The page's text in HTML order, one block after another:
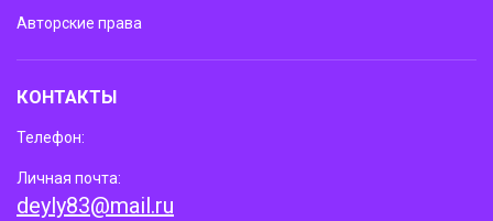
Авторские права
КОНТАКТЫ
Телефон:
Личная почта:
deyly83@mail.ru